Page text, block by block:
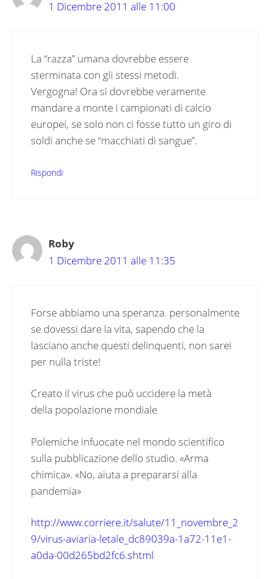
1 Dicembre 2011 alle 11:00
La “razza” umana dovrebbe essere
sterminata con gli stessi metodi.
Vergogna! Ora si dovrebbe veramente
mandare a monte i campionati di calcio
europei, se solo non ci fosse tutto un giro di
soldi anche se “macchiati di sangue”.
Rispondi
Roby
1 Dicembre 2011 alle 11:35
Forse abbiamo una speranza. personalmente
se dovessi dare la vita, sapendo che la
lasciano anche questi delinquenti, non sarei
per nulla triste!
Creato il virus che può uccidere la metà
della popolazione mondiale
Polemiche infuocate nel mondo scientifico
sulla pubblicazione dello studio. «Arma
chimica». «No, aiuta a prepararsi alla
pandemia»
http://www.corriere.it/salute/11_novembre_2
9/virus-aviaria-letale_dc89039a-1a72-11e1-
a0da-00d265bd2fc6.shtml